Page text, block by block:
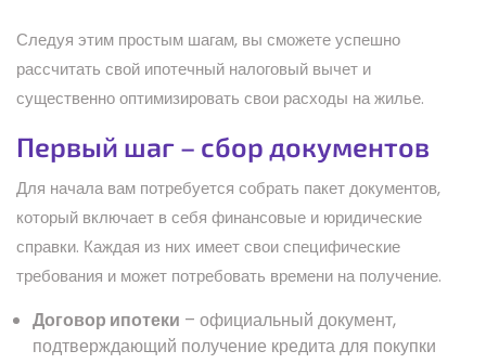
Следуя этим простым шагам, вы сможете успешно
рассчитать свой ипотечный налоговый вычет и
существенно оптимизировать свои расходы на жилье.
Первый шаг – сбор документов
Для начала вам потребуется собрать пакет документов,
который включает в себя финансовые и юридические
справки. Каждая из них имеет свои специфические
требования и может потребовать времени на получение.
Договор ипотеки – официальный документ,
подтверждающий получение кредита для покупки